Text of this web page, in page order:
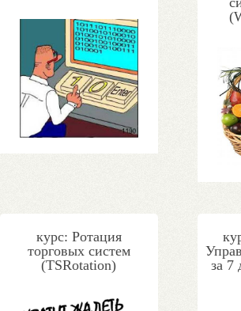
курс: Ротация
торговых систем
(TSRotation)
за 7